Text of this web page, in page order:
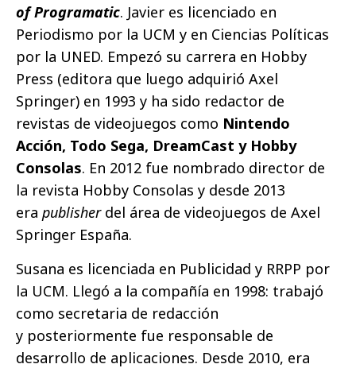
of Programatic. Javier es licenciado en
Periodismo por la UCM y en Ciencias Políticas
por la UNED. Empezó su carrera en Hobby
Press (editora que luego adquirió Axel
Springer) en 1993 y ha sido redactor de
revistas de videojuegos como Nintendo
Acción, Todo Sega, DreamCast y Hobby
Consolas. En 2012 fue nombrado director de
la revista Hobby Consolas y desde 2013
era publisherdel área de videojuegos de Axel
Springer España.
Susana es licenciada en Publicidad y RRPP por
la UCM. Llegó a la compañía en 1998: trabajó
como secretaria de redacción
y posteriormente fue responsable de
desarrollo de aplicaciones. Desde 2010, era